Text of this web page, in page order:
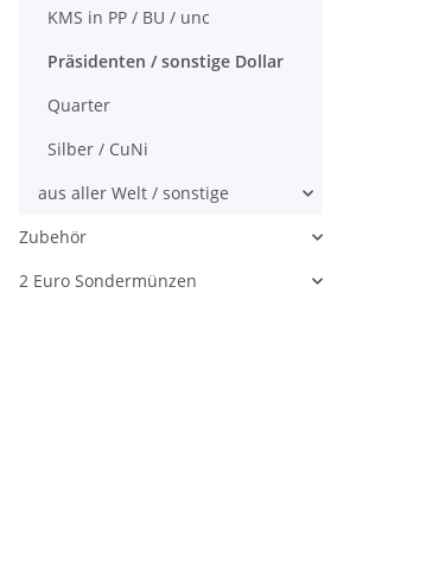
KMS in PP / BU / unc
Präsidenten / sonstige Dollar
Quarter
Silber / CuNi
aus aller Welt / sonstige
Zubehör
2 Euro Sondermünzen